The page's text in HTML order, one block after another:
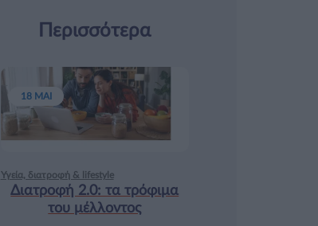
Περισσότερα
Υγεία, διατροφή & lifestyle
Διατροφή 2.0: τα τρόφιμα
του μέλλοντος
18 ΜΑΙ